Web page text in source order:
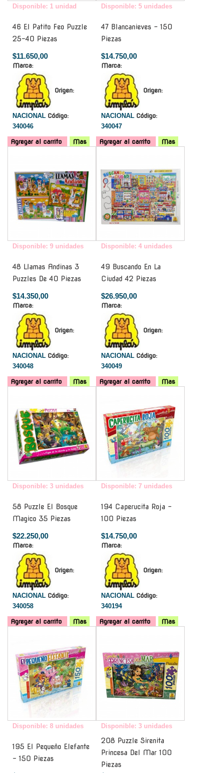
Disponible: 1 unidad
46 El Patito Feo Puzzle
25-40 Piezas
$11.650,00
Marca:
Origen:
NACIONAL Código:
340046
Agregar al carrito Mas
Disponible: 5 unidades
47 Blancanieves - 150
Piezas
$14.750,00
Marca:
Origen:
NACIONAL Código:
340047
Agregar al carrito
Mas
Disponible: 9 unidades
48 Llamas Andinas 3
Puzzles De 40 Piezas
$14.350,00
Marca:
Origen:
NACIONAL Código:
340048
Agregar al carrito Mas
Disponible: 4 unidades
49 Buscando En La
Ciudad 42 Piezas
$26.950,00
Marca:
Origen:
NACIONAL Código:
340049
Agregar al carrito
Mas
Disponible: 3 unidades
58 Puzzle El Bosque
Magico 35 Piezas
$22.250,00
Marca:
Origen:
NACIONAL Código:
340058
Agregar al carrito Mas
Disponible: 7 unidades
194 Caperucita Roja -
100 Piezas
$14.750,00
Marca:
Origen:
NACIONAL Código:
340194
Agregar al carrito
Mas
Disponible: 8 unidades
195 El Pequeño Elefante
- 150 Piezas
Disponible: 3 unidades
208 Puzzle Sirenita
Princesa Del Mar 100
Piezas